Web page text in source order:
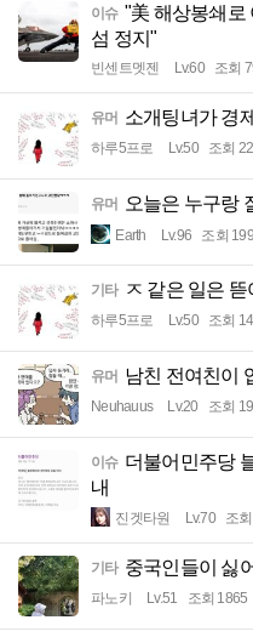
이슈 "美 해상봉쇄
섬 정지"
빈센트멧젠 Lv.60 조회
유머 소개팅녀가 경
하루5프로 Lv.50 조회
유머 오늘은 누구랑
Earth Lv.96 조회
기타 ㅈ 같은 일은
하루5프로 Lv.50 조회
유머 남친 전여친이
Neuhauus Lv.20 조회
이슈 더불어민주당
내
진겟타원 Lv.70 조
기타 중국인들이 싫
파노키 Lv.51 조회 1865